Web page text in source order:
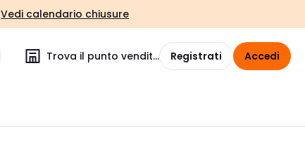
Vedi calendario chiusure
Trova il punto vendita Registrati Accedi